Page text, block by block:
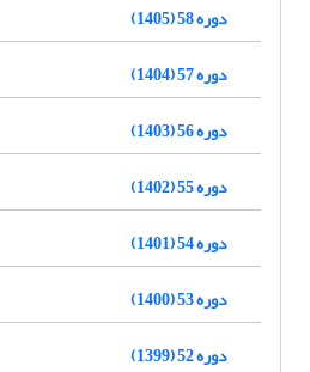
دوره 58 (1405)
دوره 57 (1404)
دوره 56 (1403)
دوره 55 (1402)
دوره 54 (1401)
دوره 53 (1400)
دوره 52 (1399)